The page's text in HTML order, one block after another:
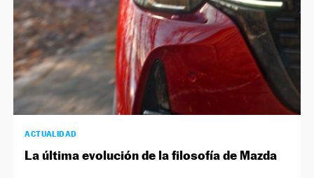
ACTUALIDAD
La última evolución de la filosofía de Mazda